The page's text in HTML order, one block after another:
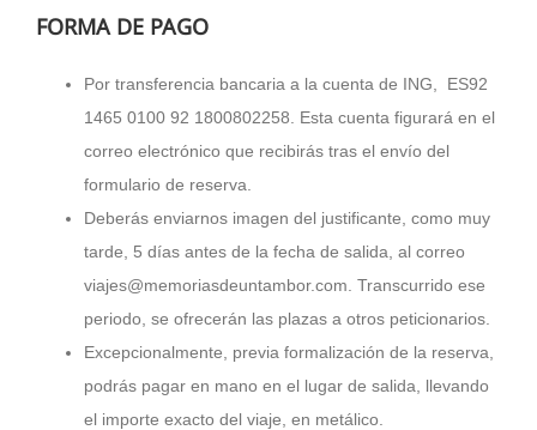
FORMA DE PAGO
Por transferencia bancaria a la cuenta de ING, ES92
1465 0100 92 1800802258. Esta cuenta figurará en el
correo electrónico que recibirás tras el envío del
formulario de reserva.
Deberás enviarnos imagen del justificante, como muy
tarde, 5 días antes de la fecha de salida, al correo
viajes@memoriasdeuntambor.com. Transcurrido ese
periodo, se ofrecerán las plazas a otros peticionarios.
Excepcionalmente, previa formalización de la reserva,
podrás pagar en mano en el lugar de salida, llevando
el importe exacto del viaje, en metálico.